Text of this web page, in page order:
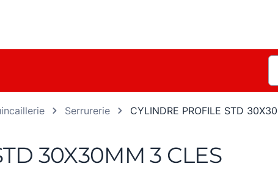
Serrurerie CYLINDRE PROFILE STD
30X30MM 3 CLES